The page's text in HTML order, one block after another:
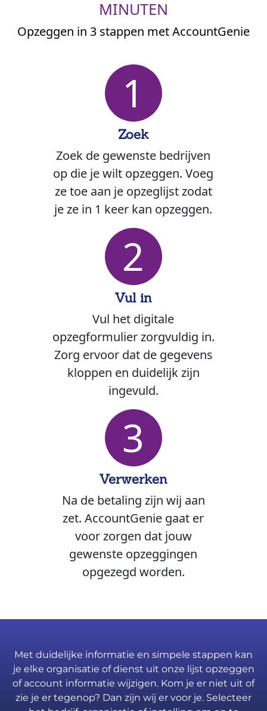
MINUTEN
Opzeggen in 3 stappen met AccountGenie
1
Zoek
Zoek de gewenste bedrijven
op die je wilt opzeggen. Voeg
ze toe aan je opzeglijst zodat
je ze in 1 keer kan opzeggen.
2
Vul in
Vul het digitale
opzegformulier zorgvuldig in.
Zorg ervoor dat de gegevens
kloppen en duidelijk zijn
ingevuld.
3
Verwerken
Na de betaling zijn wij aan
zet. AccountGenie gaat er
voor zorgen dat jouw
gewenste opzeggingen
opgezegd worden.
Met duidelijke informatie en simpele stappen kan
je elke organisatie of dienst uit onze lijst opzeggen
of account informatie wijzigen. Kom je er niet uit of
zie je er tegenop? Dan zijn wij er voor je. Selecteer